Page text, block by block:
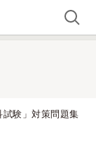
験」対策問題集